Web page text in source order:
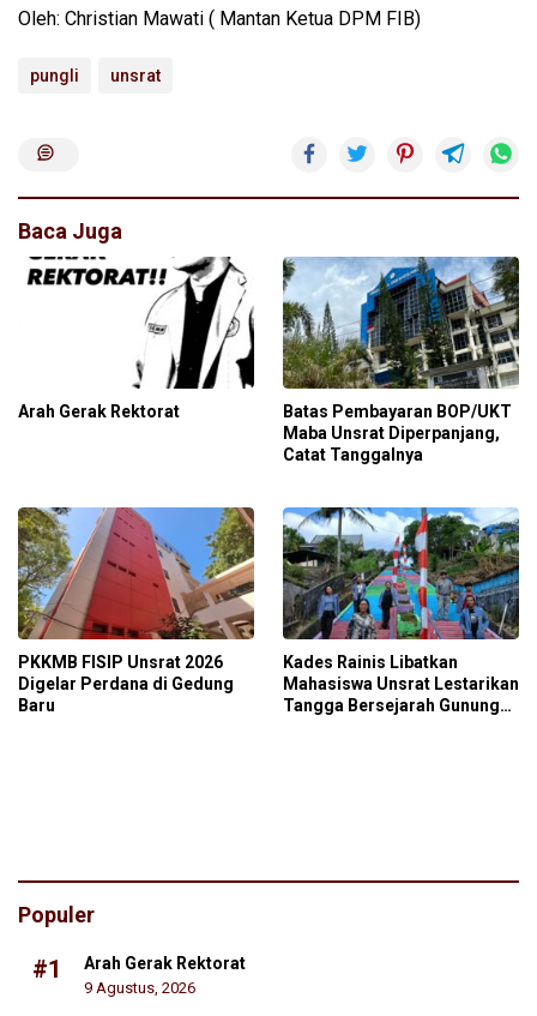
Oleh: Christian Mawati ( Mantan Ketua DPM FIB)
pungli unsrat
Baca Juga
Arah Gerak Rektorat
Batas Pembayaran BOP/UKT
Maba Unsrat Diperpanjang,
Catat Tanggalnya
PKKMB FISIP Unsrat 2026
Digelar Perdana di Gedung
Baru
Kades Rainis Libatkan
Mahasiswa Unsrat Lestarikan
Tangga Bersejarah Gunung
Populer
#1 Arah Gerak Rektorat
9 Agustus, 2026